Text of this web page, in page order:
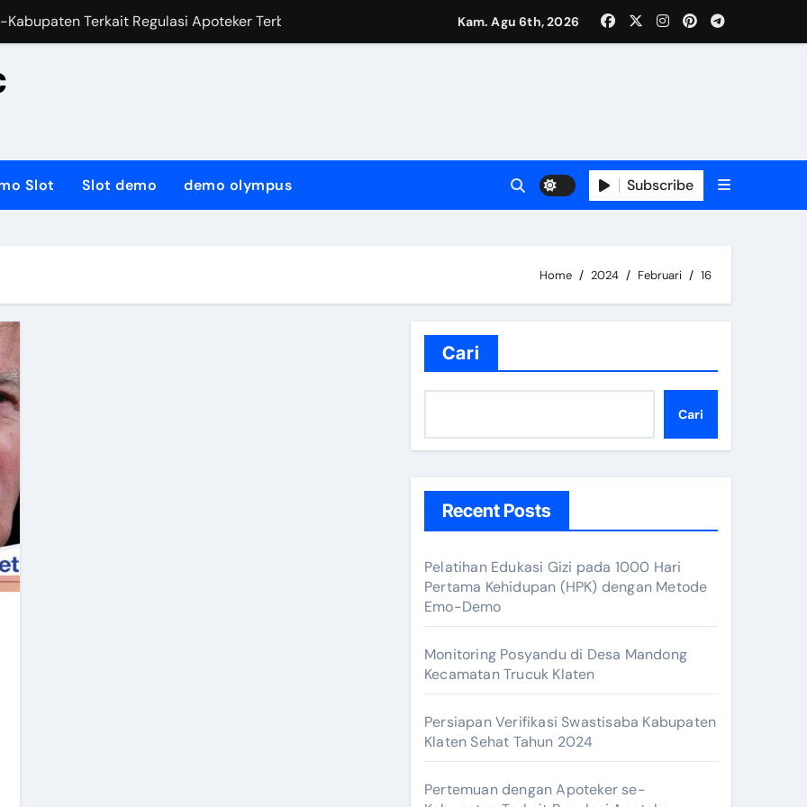
Terkait Regulasi Apoteker Terbaru Tahun 2024
Keliling (SPELING) Dinas Kesehatan Klaten Tahun 2025
Olahraga Masyarakat Indonesia (KORMI) dan Kader Tahun 2024
Disabilitas bersama Dinas Kesehatan Klaten 2024
(KKS) Bersama Forum Kota Sehat (FKS) dan Dinas Kesehatan Klaten
Kesehatan Kerja dan Olahraga (SITKO) Kabupaten Klaten
Fasilitator tentang Konseling Menyusui Tahun 2024
Sekolah Tahun 2024
Perilaku Hidup Sehat Tahun 2024
(TFU)
Batch 5 & 6 Tahun 2024
Bersama Bupati Klaten Tahun 2024
Kota Sehat (KKS) Kabupaten Klaten Tahun 2024
dan Belanja di SIPD Tahun 2024
Maternal dan Neonatal Bagi Tim PSC 119 dan Tim Matur Dokter Kabupaten Klaten
Penganggaran Porgram Gizi di Kabupaten Klaten
Dari Malang Hingga Jakarta, Temukan Rekomendasi Terbaik!
Kam. Agu 6th, 2026
Slot Slot demo demo olympus Subscribe
Home 2024 Februari 16
Cari
Cari
Recent Posts
Pelatihan Edukasi Gizi pada 1000 Hari
Pertama Kehidupan (HPK) dengan Metode
Emo-Demo
Monitoring Posyandu di Desa Mandong
Kecamatan Trucuk Klaten
Persiapan Verifikasi Swastisaba Kabupaten
Klaten Sehat Tahun 2024
Pertemuan dengan Apoteker se-